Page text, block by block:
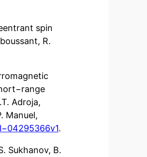
spin
R.
Adroja,
Manuel,
.
Sukhanov, B.